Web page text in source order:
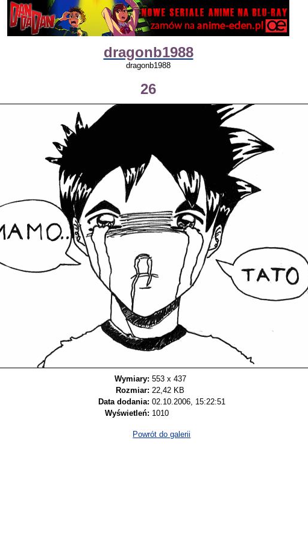
dragonb1988
dragonb1988
26
Wymiary: 553 x 437
Rozmiar: 22,42 KB
Data dodania: 02.10.2006, 15:22:51
Wyświetleń: 1010
Powrót do galerii